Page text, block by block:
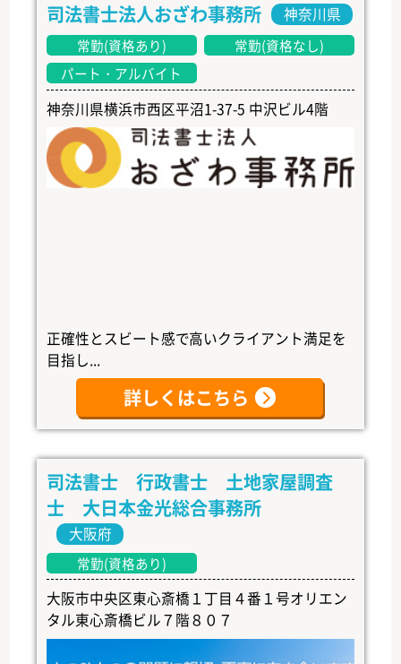
司法書士法人おざわ事務所 神奈川県
常勤(資格あり)
常勤(資格なし)
パート・アルバイト
神奈川県横浜市西区平沼1-37-5 中沢ビル4階
正確性とスビート感で高いクライアント満足を
目指し...
詳しくはこちら
司法書士 行政書士 土地家屋調査
士 大日本金光総合事務所
大阪府
常勤(資格あり)
大阪市中央区東心斎橋１丁目４番１号オリエン
タル東心斎橋ビル７階８０７